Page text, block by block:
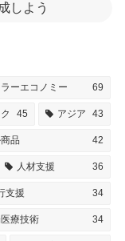
しよう
ーエコノミー 69
45 アジア 43
品 42
人材支援 36
支援 34
療技術 34